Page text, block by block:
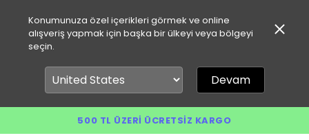
Konumunuza özel içerikleri görmek ve online
alışveriş yapmak için başka bir ülkeyi veya bölgeyi
seçin.
Devam
500 TL ÜZERI ÜCRETSIZ KARGO